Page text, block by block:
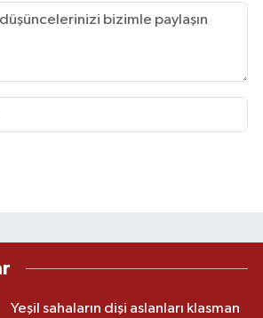
Yeşil sahaların dişi aslanları klasman